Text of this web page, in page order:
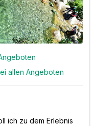
allen Angeboten
ich zu dem Erlebnis